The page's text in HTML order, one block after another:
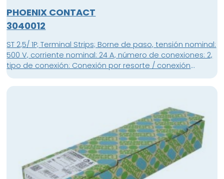
PHOENIX CONTACT
3040012
ST 2,5/ 1P; Terminal Strips; Borne de paso, tensión nominal:
500 V, corriente nominal: 24 A, número de conexiones: 2,
tipo de conexión: Conexión por resorte / conexión
enchufable, 1er piso, conexión a la izquierda, Sección de
dimensionamiento: 2,5 mm², sección: 0,08 mm² - 4 mm²,
NS 35/7,5, NS 35/15, color: gris; unidad de embalaje: 50